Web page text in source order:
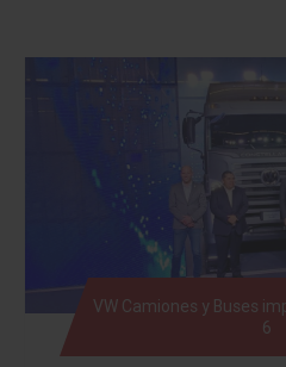
VW Camiones y Buses
6